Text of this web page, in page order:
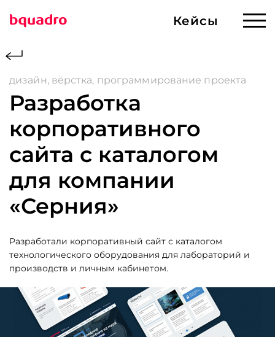
Кейсы
Кейсы
Услуги
Разработка ИИ
Создание сайтов
Продвижение
Web-приложения
и корпоративные
порталы
Техподдержка
и развитие
Сервисы и решения
Готовые решения
Сервисы
О компании
Контакты
дизайн, вёрстка, программирование проекта
Разработка
корпоративного
сайта с каталогом
для компании
«Серния»
Разработали корпоративный сайт с каталогом
технологического оборудования для лабораторий и
производств и личным кабинетом.